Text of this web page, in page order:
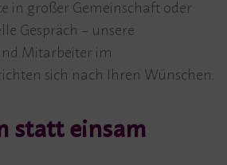
in großer Gemeinschaft oder
Gespräch – unsere
Mitarbeiter im
sich nach Ihren Wünschen.
statt einsam